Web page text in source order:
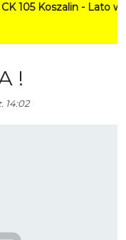
- Lato w Mieście
!
14:02